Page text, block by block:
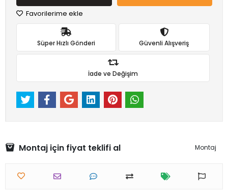
Favorilerime ekle
Süper Hızlı Gönderi Güvenli Alışveriş
İade ve Değişim
Montaj için fiyat teklifi al Montaj